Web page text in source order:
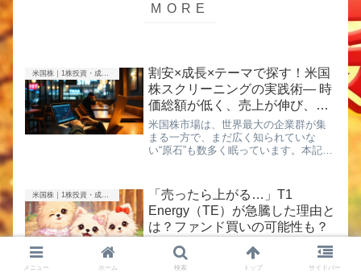
米国株｜1株投資・成長株
割安×成長×テーマで探す！米国
株スクリーニングの実践術― 時
価総額が低く、売上が伸び、未
来を担う企業を見つける ―
米国株市場は、世界最大の企業群が集
まる一方で、まだ広く知られていな
い“原石”も数多く眠っています。本記事
い」「売上成長率が高い」「テーマ性
がある」──に絞って、米国株の中...
米国株｜1株投資・成長株
「売ったら上がる…」T1
Energy（TE）が急騰した理由と
は？ファンド買いの可能性も？
今回は、私自身が保有していたT1
Energyについて書きたいと思います。
実はこの銘柄、私は保有していまし
メニュー ホーム 検索 トップ サイドバー